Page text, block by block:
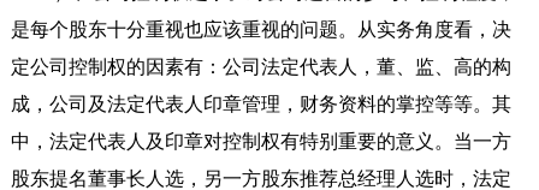
是每个股东十分重视也应该重视的问题。从实务角度看，决
定公司控制权的因素有：公司法定代表人，董、监、高的构
成，公司及法定代表人印章管理，财务资料的掌控等等。其
中，法定代表人及印章对控制权有特别重要的意义。当一方
股东提名董事长人选，另一方股东推荐总经理人选时，法定